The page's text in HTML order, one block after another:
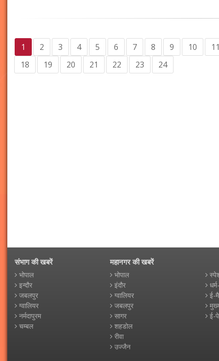
1 2 3 4 5 6 7 8 9 10
18
19 20 21 22 23 24
संभाग की खबरें
भोपाल
इन्दौर
जबलपुर
ग्वालियर
नर्मदापुरम
चम्बल
महानगर की खबरें
भोपाल
इंदौर
ग्वालियर
जबलपुर
सागर
शहडोल
रीवा
उज्जैन
ई-
ई-